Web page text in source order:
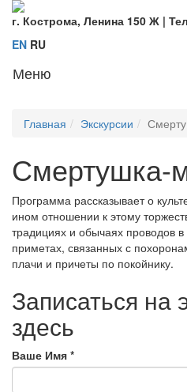
г. Кострома, Ленина 150 Ж |
EN RU
Меню
Главная Экскурсии
Смертушка-
Программа рассказывает о
ином отношении к этому
традициях и обычаях проводов
приметах, связанных с
плачи и причеты по покойнику.
Записаться на
здесь
Ваше Имя *